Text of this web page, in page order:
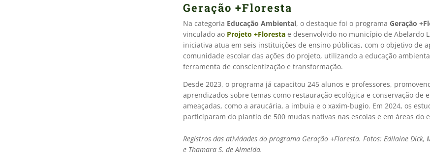
Geração +Floresta
Na categoria Educação Ambiental, o destaque foi o programa Geração
vinculado ao Projeto +Floresta e desenvolvido no município de Abelardo
iniciativa atua em seis instituições de ensino públicas, com o objetivo de
comunidade escolar das ações do projeto, utilizando a educação
ferramenta de conscientização e transformação.
Desde 2023, o programa já capacitou 245 alunos e professores,
aprendizados sobre temas como restauração ecológica e conservação de
ameaçadas, como a araucária, a imbuia e o xaxim-bugio. Em 2024, os
participaram do plantio de 500 mudas nativas nas escolas e em áreas do
Registros das atividades do programa Geração +Floresta. Fotos: Edilaine Dick,
e Thamara S. de Almeida.